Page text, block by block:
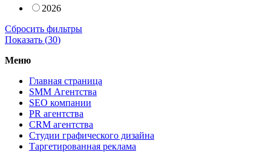
2026
Сбросить фильтры
Показать (30)
Меню
Главная страница
SMM Агентства
SEO компании
PR агентства
CRM агентства
Студии графического дизайна
Таргетированная реклама